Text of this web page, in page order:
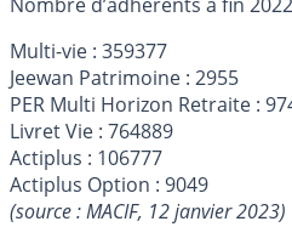
Nombre d’adhérents à fin
Multi-vie : 359377
Jeewan Patrimoine : 2955
PER Multi Horizon Retraite :
Livret Vie : 764889
Actiplus : 106777
Actiplus Option : 9049
(source : MACIF, 12 janvier 2023)